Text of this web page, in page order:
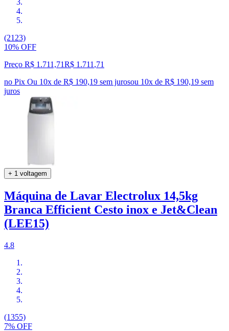
(2123)
10% OFF
Preço R$ 1.711,71R$ 1.711 ,71
no Pix Ou 10x de R$ 190,19 sem jurosou 10x de R$ 190,19 sem
juros
+ 1 voltagem
Máquina de Lavar Electrolux 14,5kg
Branca Efficient Cesto inox e Jet&Clean
(LEE15)
4.8
(1355)
7% OFF